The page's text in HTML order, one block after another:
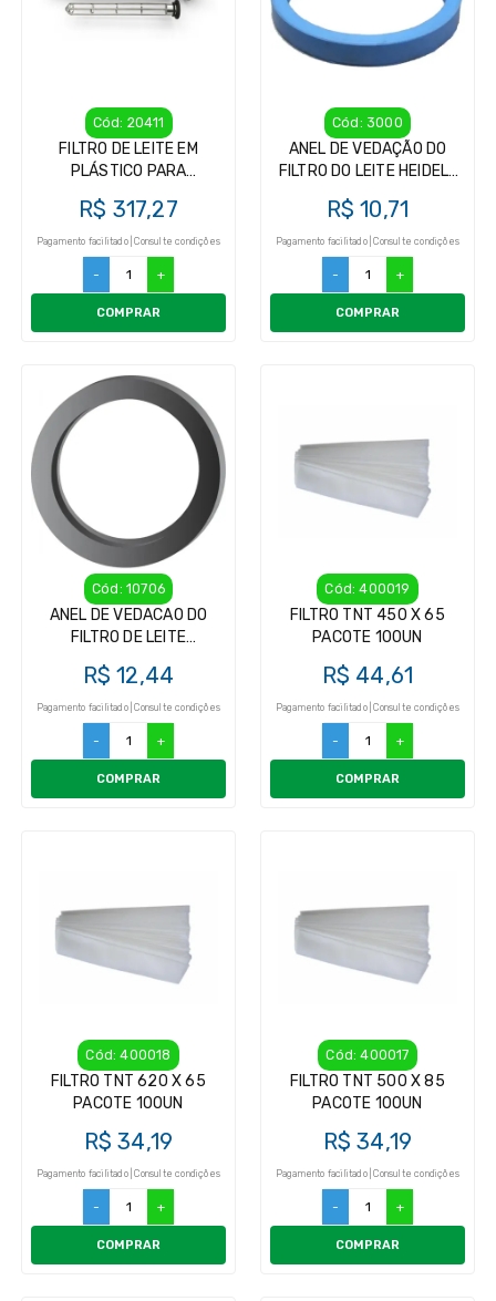
Cód: 20411
FILTRO DE LEITE EM
PLÁSTICO PARA
CANALIZADA
R$ 317,27
Pagamento facilitado | Consulte condições
- +
COMPRAR
Cód: 3000
ANEL DE VEDAÇÃO DO
FILTRO DO LEITE HEIDEL/
R$ 10,71
Pagamento facilitado | Consulte condições
- +
COMPRAR
Cód: 10706
ANEL DE VEDACAO DO
FILTRO DE LEITE
R$ 12,44
Pagamento facilitado | Consulte condições
- +
COMPRAR
Cód: 400019
FILTRO TNT 450 X 65
PACOTE 100UN
R$ 44,61
Pagamento facilitado | Consulte condições
- +
COMPRAR
Cód: 400018
FILTRO TNT 620 X 65
PACOTE 100UN
R$ 34,19
Pagamento facilitado | Consulte condições
- +
COMPRAR
Cód: 400017
FILTRO TNT 500 X 85
PACOTE 100UN
R$ 34,19
Pagamento facilitado | Consulte condições
- +
COMPRAR